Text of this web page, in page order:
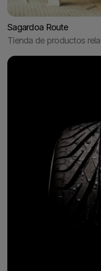
Sagardoa Route
Tienda de productos